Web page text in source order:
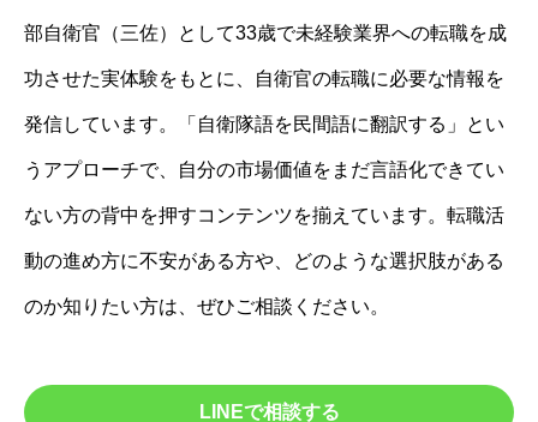
部自衛官（三佐）として33歳で未経験業界への転職を成
功させた実体験をもとに、自衛官の転職に必要な情報を
発信しています。「自衛隊語を民間語に翻訳する」とい
うアプローチで、自分の市場価値をまだ言語化できてい
ない方の背中を押すコンテンツを揃えています。転職活
動の進め方に不安がある方や、どのような選択肢がある
のか知りたい方は、ぜひご相談ください。
LINEで相談する